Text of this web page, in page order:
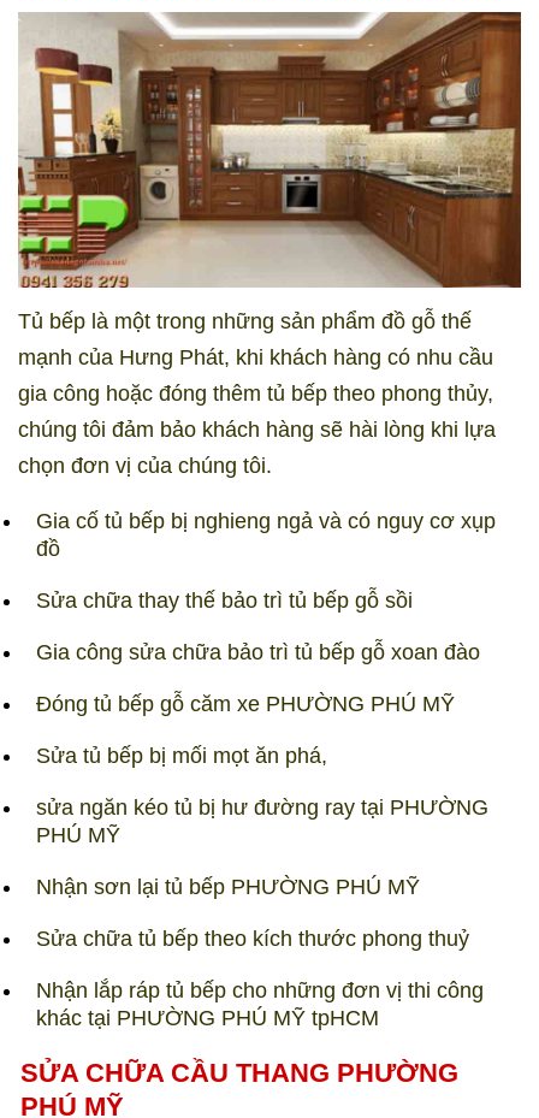
Tủ bếp là một trong những sản phẩm đồ gỗ thế
mạnh của Hưng Phát, khi khách hàng có nhu cầu
gia công hoặc đóng thêm tủ bếp theo phong thủy,
chúng tôi đảm bảo khách hàng sẽ hài lòng khi lựa
chọn đơn vị của chúng tôi.
Gia cố tủ bếp bị nghieng ngả và có nguy cơ xụp
đồ
Sửa chữa thay thế bảo trì tủ bếp gỗ sồi
Gia công sửa chữa bảo trì tủ bếp gỗ xoan đào
Đóng tủ bếp gỗ căm xe PHƯỜNG PHÚ MỸ
Sửa tủ bếp bị mối mọt ăn phá,
sửa ngăn kéo tủ bị hư đường ray tại PHƯỜNG
PHÚ MỸ
Nhận sơn lại tủ bếp PHƯỜNG PHÚ MỸ
Sửa chữa tủ bếp theo kích thước phong thuỷ
Nhận lắp ráp tủ bếp cho những đơn vị thi công
khác tại PHƯỜNG PHÚ MỸ tpHCM​
SỬA CHỮA CẦU THANG PHƯỜNG
PHÚ MỸ